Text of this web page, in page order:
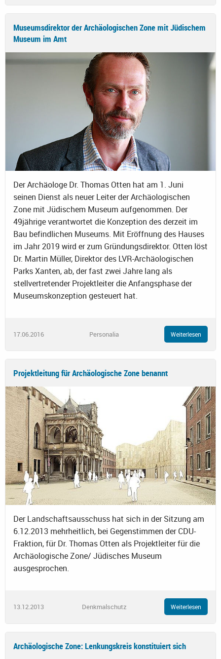
Museumsdirektor der Archäologischen Zone mit Jüdischem
Museum im Amt
Der Archäologe Dr. Thomas Otten hat am 1. Juni
seinen Dienst als neuer Leiter der Archäologischen
Zone mit Jüdischem Museum aufgenommen. Der
49jährige verantwortet die Konzeption des derzeit im
Bau befindlichen Museums. Mit Eröffnung des Hauses
im Jahr 2019 wird er zum Gründungsdirektor. Otten löst
Dr. Martin Müller, Direktor des LVR-Archäologischen
Parks Xanten, ab, der fast zwei Jahre lang als
stellvertretender Projektleiter die Anfangsphase der
Museumskonzeption gesteuert hat.
17.06.2016 Personalia Weiterlesen
Projektleitung für Archäologische Zone benannt
Der Landschaftsausschuss hat sich in der Sitzung am
6.12.2013 mehrheitlich, bei Gegenstimmen der CDU-
Fraktion, für Dr. Thomas Otten als Projektleiter für die
Archäologische Zone/ Jüdisches Museum
ausgesprochen.
13.12.2013 Denkmalschutz Weiterlesen
Archäologische Zone: Lenkungskreis konstituiert sich